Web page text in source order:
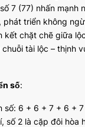
7 (77) nhấn mạnh
phát triển không
kết chặt chẽ giữa
tài lộc – thịnh
số:
số: 6 + 6 + 7 + 6 +
số 2 là cặp đôi hòa